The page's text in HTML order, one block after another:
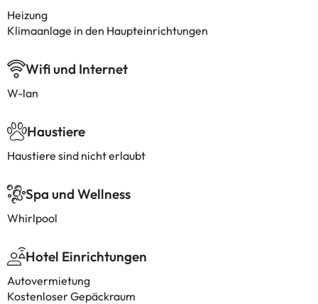
Heizung
Klimaanlage in den Haupteinrichtungen
Wifi und Internet
W-lan
Haustiere
Haustiere sind nicht erlaubt
Spa und Wellness
Whirlpool
Hotel Einrichtungen
Autovermietung
Kostenloser Gepäckraum